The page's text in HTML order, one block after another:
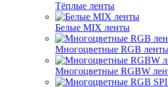
Тёплые ленты
Белые MIX ленты
Многоцветные RGB
Многоцветные RGBW